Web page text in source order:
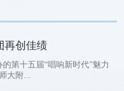
再创佳绩
第十五届“唱响新时代”魅力
大附...